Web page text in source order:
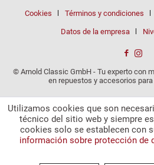
Cookies Términos y condiciones
Datos de la empresa
© Arnold Classic GmbH - Tu experto con
en repuestos y accesorios
Utilizamos cookies que son
técnico del sitio web y siempre
cookies solo se establecen con
información sobre protección de